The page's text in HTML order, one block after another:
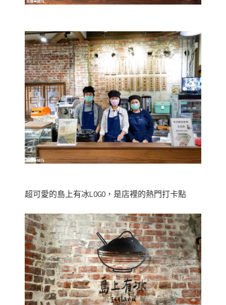
超可愛的島上有冰LOGO，是店裡的熱門打卡點